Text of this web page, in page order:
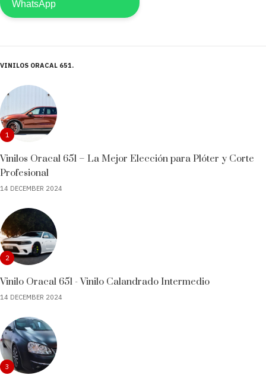
VINILOS ORACAL 651
1
Vinilos Oracal 651 – La Mejor Elección para Plóter y Corte
Profesional
14 DECEMBER 2024
2
Vinilo Oracal 651 - Vinilo Calandrado Intermedio
14 DECEMBER 2024
3